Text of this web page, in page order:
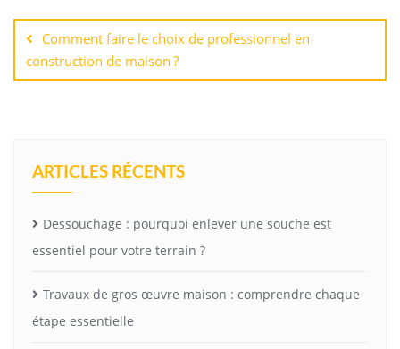
de
l’article
Comment faire le choix de professionnel en
construction de maison ?
ARTICLES RÉCENTS
Dessouchage : pourquoi enlever une souche est
essentiel pour votre terrain ?
Travaux de gros œuvre maison : comprendre chaque
étape essentielle